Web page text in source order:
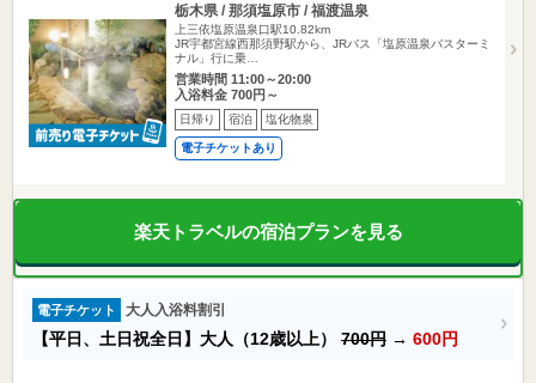
栃木県 / 那須塩原市 / 福渡温泉
上三依塩原温泉口駅10.82km
JR宇都宮線西那須野駅から、JRバス「塩原温泉バスターミ
ナル」行に乗…
営業時間 11:00～20:00
入浴料金 700円～
日帰り 宿泊 塩化物泉
電子チケットあり
楽天トラベルの宿泊プランを見る
電子チケット 大人入浴料割引
【平日、土日祝全日】大人（12歳以上） 700円 → 600円